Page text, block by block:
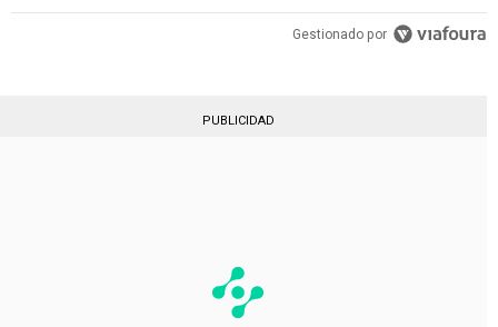
Gestionado por
PUBLICIDAD